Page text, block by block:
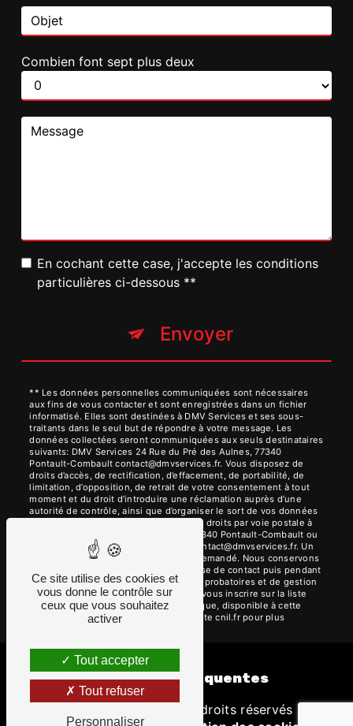
Combien font sept plus deux
En cochant cette case, j'accepte les conditions
particulières ci-dessous **
Envoyer
** Les données personnelles communiquées sont nécessaires
aux fins de vous contacter et sont enregistrées dans un fichier
informatisé. Elles sont destinées à DMV Services et ses sous-
traitants dans le seul but de répondre à votre message. Les
données collectées seront communiquées aux seuls destinataires
suivants: DMV Services 24 Rue du Pré des Aulnes, 77340
Pontault-Combault contact@dmvservices.fr. Vous disposez de
droits d’accès, de rectification, d’effacement, de portabilité, de
limitation, d’opposition, de retrait de votre consentement à tout
moment et du droit d’introduire une réclamation auprès d’une
autorité de contrôle, ainsi que d’organiser le sort de vos données
post-mortem. Vous pouvez exercer ces droits par voie postale à
l'adresse 24 Rue du Pré des Aulnes, 77340 Pontault-Combault ou
par courrier électronique à l'adresse contact@dmvservices.fr. Un
justificatif d'identité pourra vous être demandé. Nous conservons
vos données pendant la période de prise de contact puis pendant
la durée de prescription légale aux fins probatoires et de gestion
des contentieux. Vous avez le droit de vous inscrire sur la liste
d'opposition au démarchage téléphonique, disponible à cette
Bloctel.gouv.fr
. Consultez le site cnil.fr pour plus
Recherches fréquentes
- 2026 - Tous droits réservés -
Ce site utilise des cookies et
vous donne le contrôle sur
ceux que vous souhaitez
activer
Tout accepter
Tout refuser
Personnaliser